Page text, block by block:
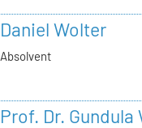
Daniel Wolter
Absolvent
Prof. Dr. Gundula